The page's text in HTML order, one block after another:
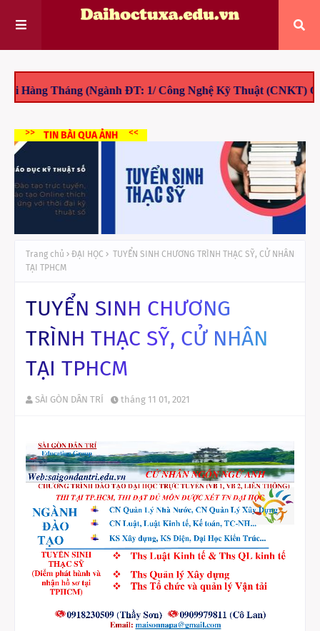
ĐT: 1/ Công Nghệ Kỹ Thuật
>> TIN BÀI QUA ẢNH <<
Trang chủ ĐẠI HỌC
TUYỂN SINH CHƯƠNG TRÌNH THẠC SỸ, CỬ NHÂN
TẠI TPHCM
TUYỂN SINH CHƯƠNG
TRÌNH THẠC SỸ, CỬ NHÂN
TẠI TPHCM
SÀI GÒN DÂN TRÍ tháng 11 01, 2021